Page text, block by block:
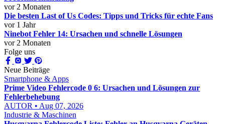
vor 2 Monaten
Die besten Last of Us Codes: Tipps und Tricks für echte Fans
vor 1 Jahr
Ninebot Fehler 14: Ursachen und schnelle Lösungen
vor 2 Monaten
Folge uns
Neue Beiträge
Smartphone & Apps
Prime Video Fehlercode 0 6: Ursachen und Lösungen zur
Fehlerbehebung
AUTOR • Aug 07, 2026
Industrie & Maschinen